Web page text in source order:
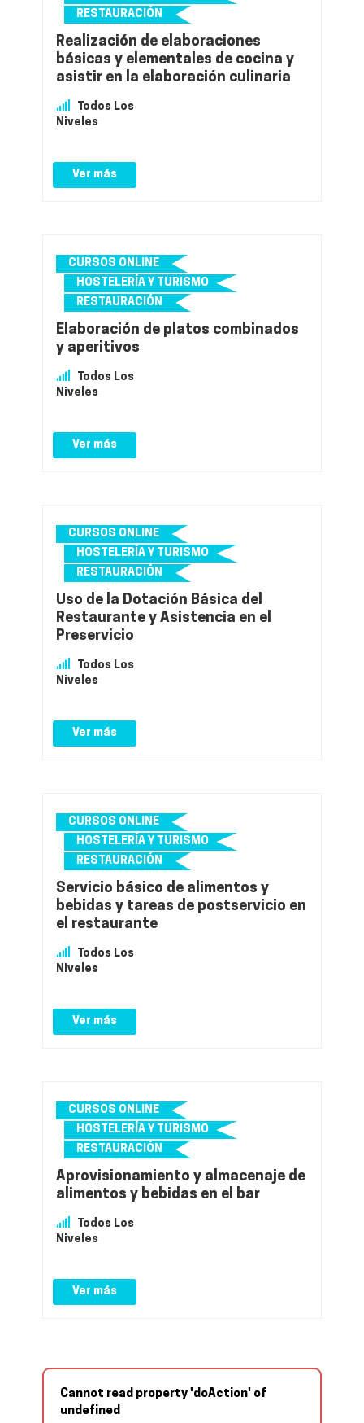
RESTAURACIÓN
Realización de elaboraciones
básicas y elementales de cocina y
asistir en la elaboración culinaria
Todos Los
Niveles
Ver más
CURSOS ONLINE
HOSTELERÍA Y TURISMO
RESTAURACIÓN
Elaboración de platos combinados
y aperitivos
Todos Los
Niveles
Ver más
CURSOS ONLINE
HOSTELERÍA Y TURISMO
RESTAURACIÓN
Uso de la Dotación Básica del
Restaurante y Asistencia en el
Preservicio
Todos Los
Niveles
Ver más
CURSOS ONLINE
HOSTELERÍA Y TURISMO
RESTAURACIÓN
Servicio básico de alimentos y
bebidas y tareas de postservicio en
el restaurante
Todos Los
Niveles
Ver más
CURSOS ONLINE
HOSTELERÍA Y TURISMO
RESTAURACIÓN
Aprovisionamiento y almacenaje de
alimentos y bebidas en el bar
Todos Los
Niveles
Ver más
Cannot read property 'doAction' of
undefined